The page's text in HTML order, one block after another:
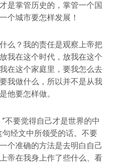
是掌管历史的，掌管一个国
个城市要怎样发展！
么？我的责任是观察上帝把
我在这个时代，放我在这个
在这个家庭里，要我怎么去
我做什么，所以并不是从我
他要怎样做。
不要觉得自己才是世界的中
经文中所领受的话。不要
个准确的方法是去明白自己
帝在我身上作了些什么、看